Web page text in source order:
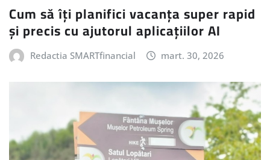
Cum să îți planifici vacanța super rapid
și precis cu ajutorul aplicațiilor AI
Redactia SMARTfinancial mart. 30, 2026